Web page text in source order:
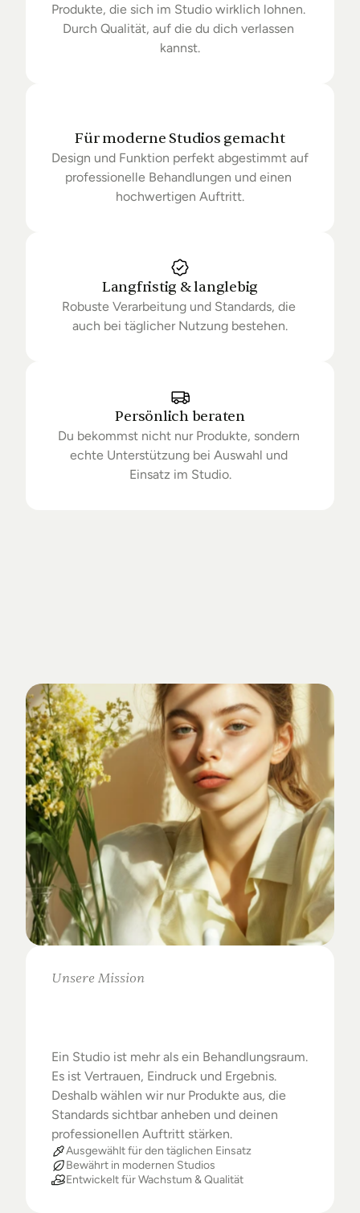
Produkte, die sich im Studio wirklich lohnen.
Durch Qualität, auf die du dich verlassen
kannst.
Für moderne Studios gemacht
Design und Funktion perfekt abgestimmt auf
professionelle Behandlungen und einen
hochwertigen Auftritt.
Langfristig & langlebig
Robuste Verarbeitung und Standards, die
auch bei täglicher Nutzung bestehen.
Persönlich beraten
Du bekommst nicht nur Produkte, sondern
echte Unterstützung bei Auswahl und
Einsatz im Studio.
Studio-Alltag.
Unsere Mission
Ein Studio ist mehr als ein Behandlungsraum.
Es ist Vertrauen, Eindruck und Ergebnis.
Deshalb wählen wir nur Produkte aus, die
Standards sichtbar anheben und deinen
professionellen Auftritt stärken.
Ausgewählt für den täglichen Einsatz
Bewährt in modernen Studios
Entwickelt für Wachstum & Qualität